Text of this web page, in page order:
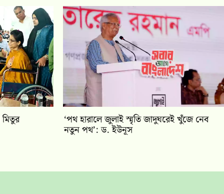
‘পথ হারালে জুলাই স্মৃতি জাদুঘরেই খুঁজে নেব
নতুন পথ’: ড. ইউনূস